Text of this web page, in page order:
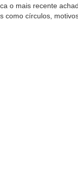
o mais recente
círculos,